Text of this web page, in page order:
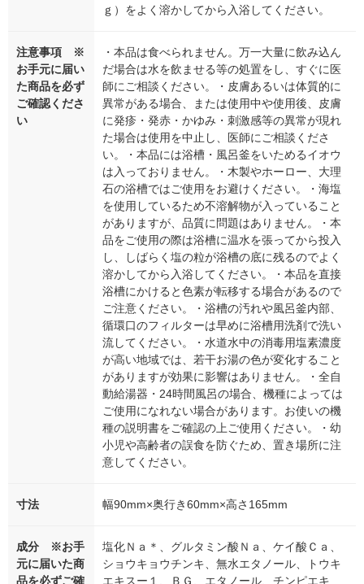
ｇ）をよく溶かしてから入浴してください。
注意事項 ※
お手元に届い
た商品を必ず
ご確認くださ
い
・本品は食べられません。万一大量に飲み込ん
だ場合は水を飲ませる等の処置をし、すぐに医
師にご相談ください。・皮膚あるいは体質的に
異常がある場合、または使用中や使用後、皮膚
に発疹・発赤・かゆみ・刺激感等の異常が現れ
た場合は使用を中止し、医師にご相談くださ
い。・本品には浴槽・風呂釜をいためるイオウ
は入っておりません。・木製やホーロー、大理
石の浴槽ではご使用をお避けください。・海塩
を使用しているため不溶解物が入っていること
がありますが、品質に問題はありません。・本
品をご使用の際は浴槽に温水を張ってから投入
し、しばらく塩の粒が浴槽の底に残るのでよく
溶かしてから入浴してください。・本品を直接
浴槽にかけると色素が転移する場合があるので
ご注意ください。・浴槽の汚れや風呂釜内部、
循環口のフィルターは早めに浴槽用洗剤で洗い
流してください。・水道水中の消毒用塩素濃度
が高い地域では、若干お湯の色が変化すること
がありますが効果に影響はありません。・全自
動給湯器・24時間風呂の場合、機種によっては
ご使用になれない場合があります。お使いの機
種の説明書をご確認の上ご使用ください。・幼
小児や高齢者の誤食を防ぐため、置き場所に注
意してください。
寸法 幅90mm×奥行き60mm×高さ165mm
成分 ※お手
元に届いた商
品を必ずご確
塩化Ｎａ＊、グルタミン酸Ｎａ、ケイ酸Ｃａ、
ショウキョウチンキ、無水エタノール、トウキ
エキスー１、ＢＧ、エタノール、チンピエキ